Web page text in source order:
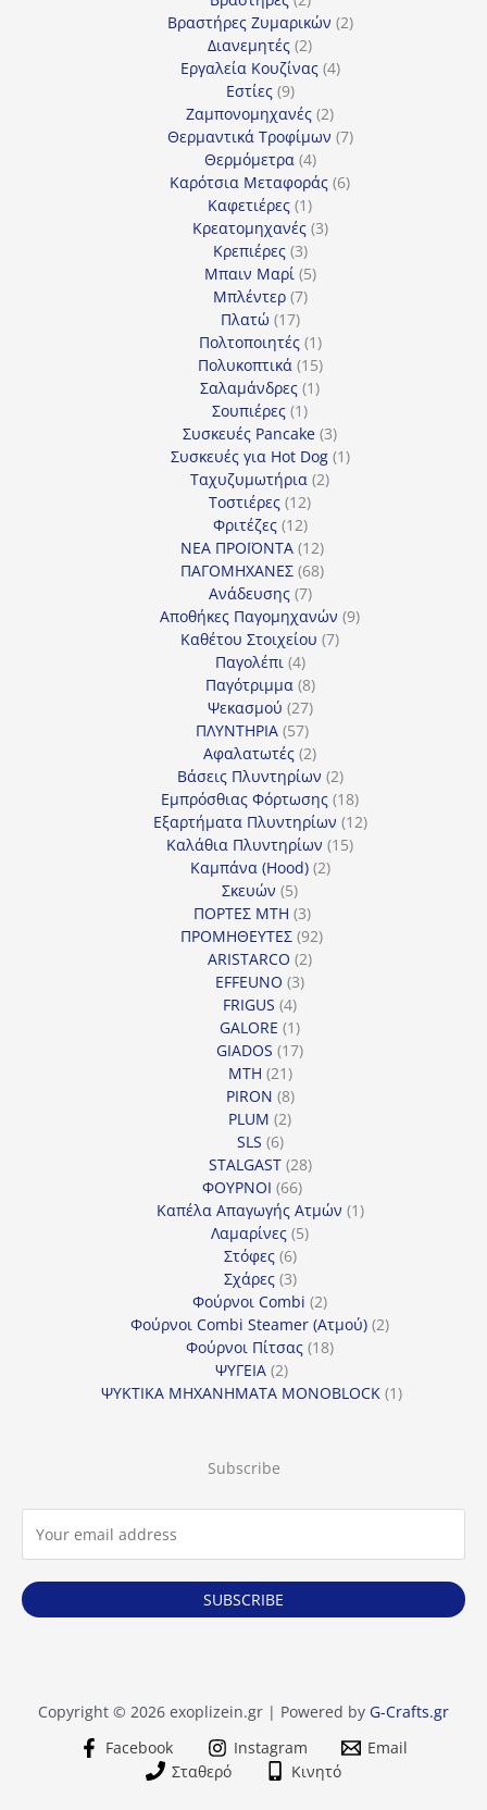
προϊόντα
Βραστήρες Ζυμαρικών 22
Διανεμητές 22
προϊόντα
Εργαλεία Κουζίνας 44
Εστίες 99
προϊόντα
Ζαμπονομηχανές 22
προϊόντα
Θερμαντικά Τροφίμων 77
Θερμόμετρα 44
προϊόντα
Καρότσια Μεταφοράς 66
Καφετιέρες 11
προϊόν
Κρεατομηχανές 33
Κρεπιέρες 33
προϊόντα
Μπαιν Μαρί 55
Μπλέντερ 77
Πλατώ 1717
προϊόντα
Πολτοποιητές 11
προϊόν
Πολυκοπτικά 1515
προϊόντα
Σαλαμάνδρες 11
Σουπιέρες 11
προϊόν
Συσκευές Pancake 33
προϊόντα
Συσκευές για Hot Dog 11
Ταχυζυμωτήρια 22
Τοστιέρες 1212
προϊόντα
Φριτέζες 1212
προϊόντα
ΝΕΑ ΠΡΟΪΟΝΤΑ 1212
προϊόντα
ΠΑΓΟΜΗΧΑΝΕΣ 6868
Ανάδευσης 77
προϊόντα
Αποθήκες Παγομηχανών 99
Καθέτου Στοιχείου 77
Παγολέπι 44
προϊόντα
Παγότριμμα 88
προϊόντα
Ψεκασμού 2727
προϊόντα
ΠΛΥΝΤΗΡΙΑ 5757
προϊόντα
Αφαλατωτές 22
προϊόντα
Βάσεις Πλυντηρίων 22
προϊόντα
Εμπρόσθιας Φόρτωσης 1818
προϊόντα
Εξαρτήματα Πλυντηρίων 1212
Καλάθια Πλυντηρίων 1515
Καμπάνα (Hood) 22
Σκευών 55
προϊόντα
ΠΟΡΤΕΣ MTH 33
προϊόντα
ΠΡΟΜΗΘΕΥΤΕΣ 9292
ARISTARCO 22
EFFEUNO 33
FRIGUS 44
προϊόντα
GALORE 11
προϊόν
GIADOS 1717
MTH 2121
προϊόντα
PIRON 88
προϊόντα
PLUM 22
SLS 66
προϊόντα
STALGAST 2828
ΦΟΥΡΝΟΙ 6666
προϊόντα
Καπέλα Απαγωγής Ατμών 11
Λαμαρίνες 55
Στόφες 66
προϊόντα
Σχάρες 33
προϊόντα
Φούρνοι Combi 22
προϊόντα
Φούρνοι Combi Steamer (Ατμού) 22
Φούρνοι Πίτσας 1818
ΨΥΓΕΙΑ 22
προϊόντα
ΨΥΚΤΙΚΑ ΜΗΧΑΝΗΜΑΤΑ MONOBLOCK 11
Subscribe
SUBSCRIBE
Copyright © 2026 exoplizein.gr | Powered by G-Crafts.gr
Facebook
Instagram
Email
Σταθερό
Κινητό